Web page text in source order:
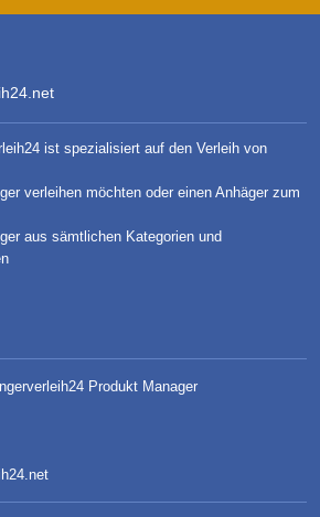
ist spezialisiert auf den Verleih von
verleihen möchten oder einen Anhäger zum
aus sämtlichen Kategorien und
Produkt Manager